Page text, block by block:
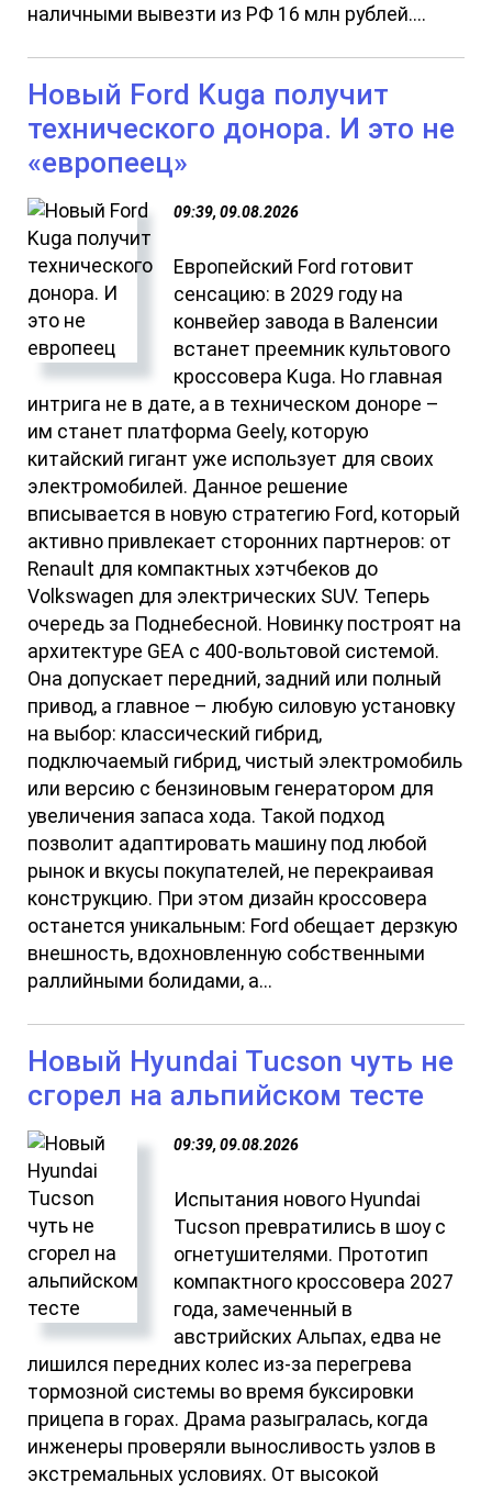
наличными вывезти из РФ 16 млн рублей....
Новый Ford Kuga получит
технического донора. И это не
«европеец»
09:39, 09.08.2026
Европейский Ford готовит
сенсацию: в 2029 году на
конвейер завода в Валенсии
встанет преемник культового
кроссовера Kuga. Но главная
интрига не в дате, а в техническом доноре –
им станет платформа Geely, которую
китайский гигант уже использует для своих
электромобилей. Данное решение
вписывается в новую стратегию Ford, который
активно привлекает сторонних партнеров: от
Renault для компактных хэтчбеков до
Volkswagen для электрических SUV. Теперь
очередь за Поднебесной. Новинку построят на
архитектуре GEA с 400-вольтовой системой.
Она допускает передний, задний или полный
привод, а главное – любую силовую установку
на выбор: классический гибрид,
подключаемый гибрид, чистый электромобиль
или версию с бензиновым генератором для
увеличения запаса хода. Такой подход
позволит адаптировать машину под любой
рынок и вкусы покупателей, не перекраивая
конструкцию. При этом дизайн кроссовера
останется уникальным: Ford обещает дерзкую
внешность, вдохновленную собственными
раллийными болидами, а...
Новый Hyundai Tucson чуть не
сгорел на альпийском тесте
09:39, 09.08.2026
Испытания нового Hyundai
Tucson превратились в шоу с
огнетушителями. Прототип
компактного кроссовера 2027
года, замеченный в
австрийских Альпах, едва не
лишился передних колес из-за перегрева
тормозной системы во время буксировки
прицепа в горах. Драма разыгралась, когда
инженеры проверяли выносливость узлов в
экстремальных условиях. От высокой